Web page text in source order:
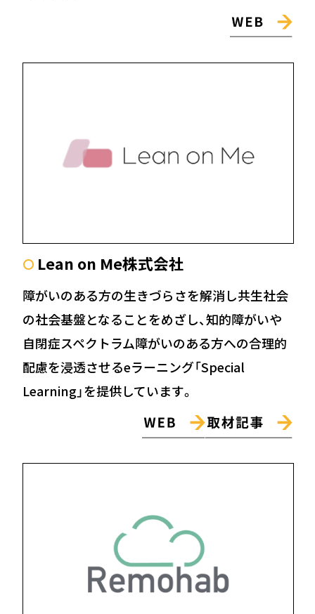
〇 Lean on Me株式会社
障がいのある方の生きづらさを解消し共生社会
の社会基盤となることをめざし、知的障がいや
自閉症スペクトラム障がいのある方への合理的
配慮を浸透させるeラーニング「Special
Learning」を提供しています。